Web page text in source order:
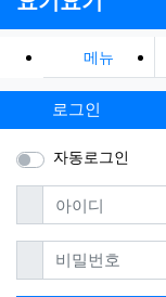
메뉴
로그인
자동로그인
아이디필수
비밀번호필수